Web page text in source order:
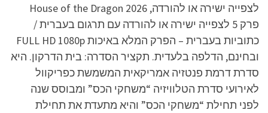
לצפייה ישירה או להורדה, House of the Dragon 2026
פרק 5 לצפייה ישירה או להורדה עם תרגום בעברית /
כתוביות בעברית – הפרק המלא באיכות FULL HD 1080p
ובחינם, הדלפה בלעדית. תקציר הסדרה: בית הדרקון. היא
סדרת דרמת פנטזיה אמריקאית המשמשת כפריקוול
לאירועי סדרת הטלוויזיה “משחקי הכס” ומבוסס שנה
לפני תחילת “משחקי הכס” והיא מתעדת את תחילת